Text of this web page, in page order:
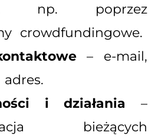
np. poprzez
crowdfundingowe.
– e-mail,
i działania –
bieżących